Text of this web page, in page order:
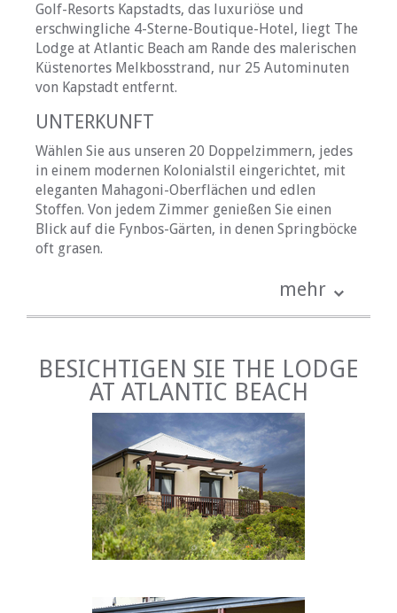
Golf-Resorts Kapstadts, das luxuriöse und
erschwingliche 4-Sterne-Boutique-Hotel, liegt The
Lodge at Atlantic Beach am Rande des malerischen
Küstenortes Melkbosstrand, nur 25 Autominuten
von Kapstadt entfernt.
UNTERKUNFT
Wählen Sie aus unseren 20 Doppelzimmern, jedes
in einem modernen Kolonialstil eingerichtet, mit
eleganten Mahagoni-Oberflächen und edlen
Stoffen. Von jedem Zimmer genießen Sie einen
Blick auf die Fynbos-Gärten, in denen Springböcke
oft grasen.
• Satellitenfernsehen mit ausgewählten M-Net-
• Bar Kühlschrank
• Filterkaffeemaschine, Tee und Instantkaffee
• Klimaanlage
Wir servieren täglich ein kontinentales Frühstück.
Die Mahlzeiten werden auch im Sunset Terrace
Restaurant oder Legends Bar serviert.
DIENSTLEISTUNGEN UND
• Business-Hub mit Computern, Highspeed-
mehr
BESICHTIGEN SIE THE LODGE
AT ATLANTIC BEACH